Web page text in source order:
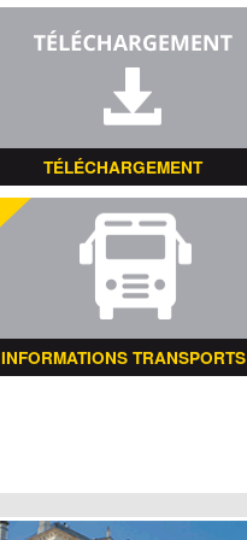
TÉLÉCHARGEMENT
INFORMATIONS TRANSPORTS